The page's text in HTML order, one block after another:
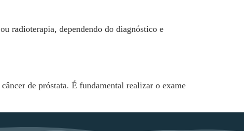
radioterapia, dependendo do diagnóstico e
de próstata. É fundamental realizar o exame